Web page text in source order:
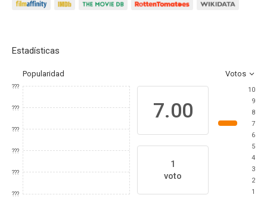
Estadísticas
Popularidad Votos
???
???
???
???
???
???
7.00
1
voto
10
9
8
7
6
5
4
3
2
1